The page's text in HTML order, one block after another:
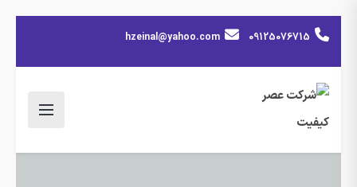
09125076715
hzeinal@yahoo.com